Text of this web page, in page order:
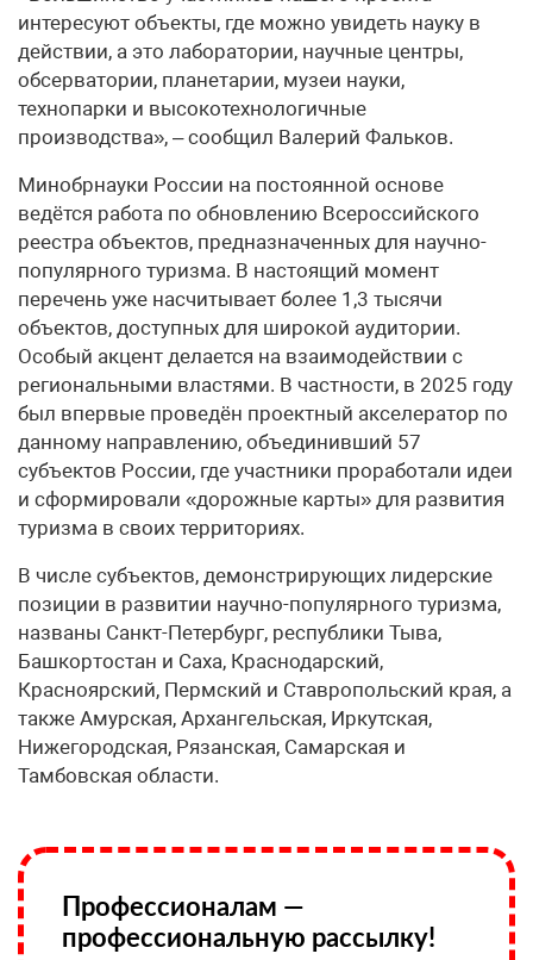
интересуют объекты, где можно увидеть науку в
действии, а это лаборатории, научные центры,
обсерватории, планетарии, музеи науки,
технопарки и высокотехнологичные
производства», – сообщил Валерий Фальков.
Минобрнауки России на постоянной основе
ведётся работа по обновлению Всероссийского
реестра объектов, предназначенных для научно-
популярного туризма. В настоящий момент
перечень уже насчитывает более 1,3 тысячи
объектов, доступных для широкой аудитории.
Особый акцент делается на взаимодействии с
региональными властями. В частности, в 2025 году
был впервые проведён проектный акселератор по
данному направлению, объединивший 57
субъектов России, где участники проработали идеи
и сформировали «дорожные карты» для развития
туризма в своих территориях.
В числе субъектов, демонстрирующих лидерские
позиции в развитии научно-популярного туризма,
названы Санкт-Петербург, республики Тыва,
Башкортостан и Саха, Краснодарский,
Красноярский, Пермский и Ставропольский края, а
также Амурская, Архангельская, Иркутская,
Нижегородская, Рязанская, Самарская и
Тамбовская области.
Профессионалам —
профессиональную рассылку!